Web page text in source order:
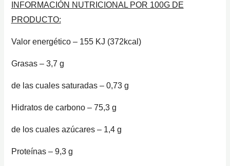
INFORMACIÓN NUTRICIONAL POR 100G DE
PRODUCTO:
Valor energético – 155 KJ (372kcal)
Grasas – 3,7 g
de las cuales saturadas – 0,73 g
Hidratos de carbono – 75,3 g
de los cuales azúcares – 1,4 g
Proteínas – 9,3 g